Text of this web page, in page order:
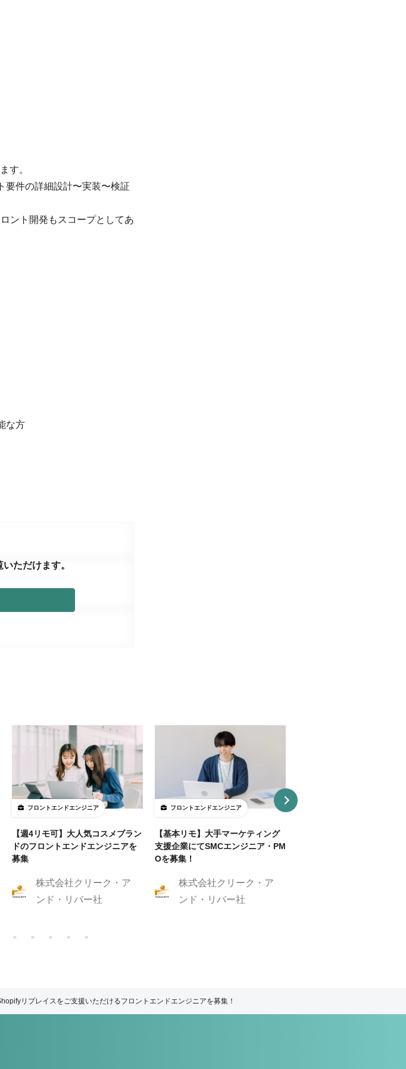
す。
要件の詳細設計〜実装〜検証
ント開発もスコープとしてあ
な方
いただけます。
フロントエンドエンジニア
【週4リモ可】大人気コスメブラン
ドのフロントエンドエンジニアを
募集
株式会社クリーク・ア
ンド・リバー社
フロントエンドエンジニア
【基本リモ】大手マーケティング
支援企業にてSMCエンジニア・PM
Oを募集！
株式会社クリーク・ア
ンド・リバー社
リプレイスをご支援いただけるフロントエンドエンジニアを募集！